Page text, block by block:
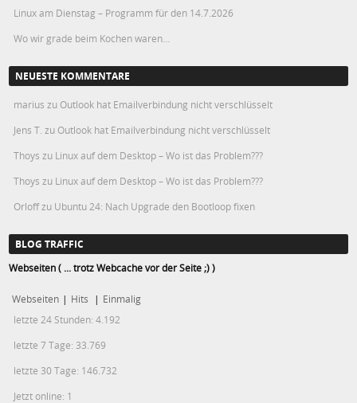
Linux am Dienstag – Programm für den 14.7.2026
Wo wir grade beim Kochen waren…
NEUESTE KOMMENTARE
marius zu Outlook hat Emailverbindung nicht verschlüsselt
Jens T. zu Outlook hat Emailverbindung nicht verschlüsselt
Thoys zu Linux auf dem Desktop – Wo ist das Problem???
Thoys zu Linux auf dem Desktop – Wo ist das Problem???
Orloffzu Ubuntu 24: Nach Upgrade den Bootloop fixen
BLOG TRAFFIC
Webseiten ( ... trotz Webcache vor der Seite ;) )
Webseiten | Hits | Einmalig
letzte 24 Stunden:4.192
letzte 7 Tage: 33.769
letzte 30 Tage: 146.732
Jetzt online: 1